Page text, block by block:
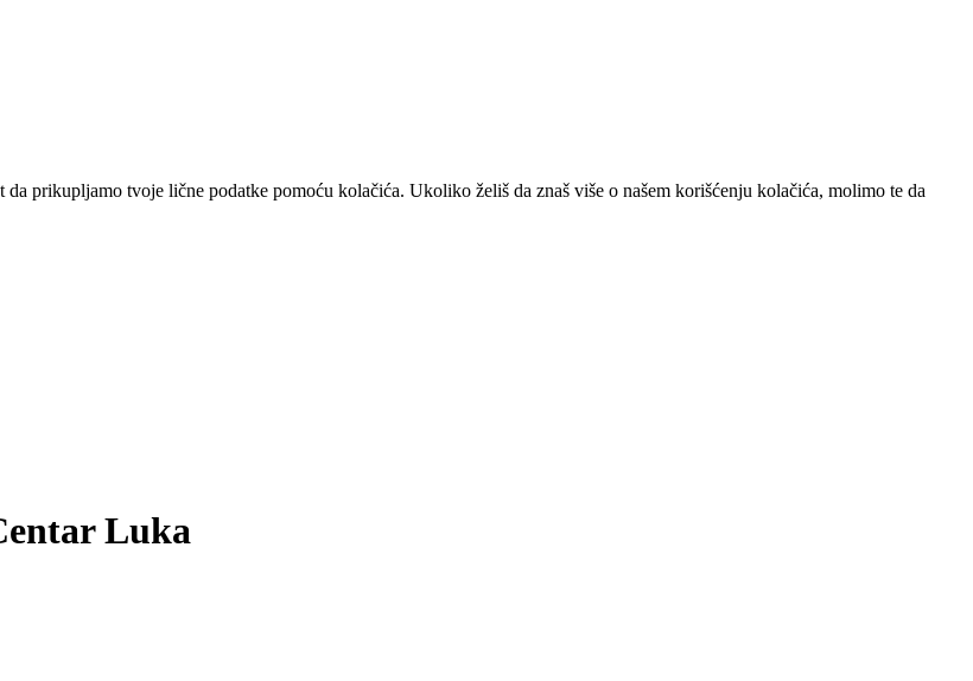
prikupljamo tvoje lične podatke pomoću kolačića. Ukoliko želiš da znaš više o našem korišćenju kolačića, molimo te da
Luka